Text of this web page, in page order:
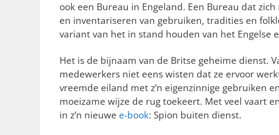
ook een Bureau in Engeland. Een Bureau dat
en inventariseren van gebruiken, tradities en
variant van het in stand houden van het Engelse
Het is de bijnaam van de Britse geheime dienst.
medewerkers niet eens wisten dat ze ervoor
vreemde eiland met z’n eigenzinnige gebruiken
moeizame wijze de rug toekeert. Met veel vaart
in z’n nieuwe e-book: Spion buiten dienst.